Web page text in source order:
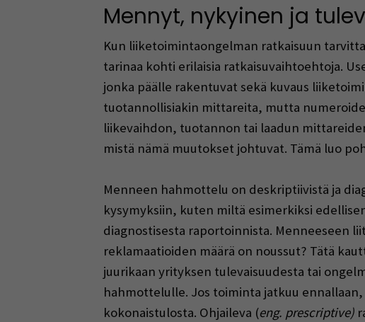
Mennyt, nykyinen ja
Kun liiketoimintaongelman ratkaisuun
tarinaa kohti erilaisia ratkaisuvaihtoehtoja.
jonka päälle rakentuvat sekä kuvaus
tuotannollisiakin mittareita, mutta
liikevaihdon, tuotannon tai laadun
mistä nämä muutokset johtuvat. Tämä luo
Menneen hahmottelu on deskriptiivistä ja
kysymyksiin, kuten miltä esimerkiksi
diagnostisesta raportoinnista. Menneeseen
reklamaatioiden määrä on noussut? Tätä
juurikaan yrityksen tulevaisuudesta tai
hahmottelulle. Jos toiminta jatkuu
kokonaistulosta. Ohjaileva (eng. prescriptive)